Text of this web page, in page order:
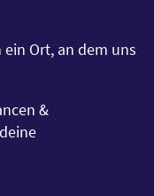
Ort, an dem uns
&